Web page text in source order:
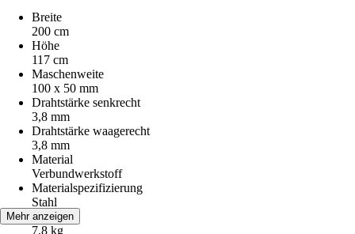
Breite
200 cm
Höhe
117 cm
Maschenweite
100 x 50 mm
Drahtstärke senkrecht
3,8 mm
Drahtstärke waagerecht
3,8 mm
Material
Verbundwerkstoff
Materialspezifizierung
Stahl
Gewicht
7,8 kg
Mehr anzeigen